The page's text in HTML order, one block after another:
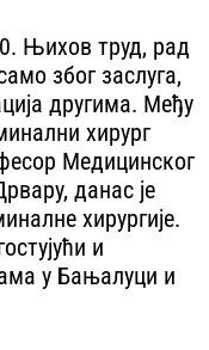
Њихов труд, рад
због заслуга,
другима. Међу
хирург
Медицинског
данас је
хирургије.
и
у Бањалуци и